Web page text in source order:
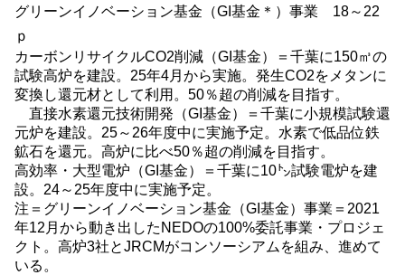
グリーンイノベーション基金（GI基金＊）事業 18～22
ｐ
カーボンリサイクルCO2削減 （GI基金）＝千葉に150㎥の
試験高炉を建設。25年4月から実施。発生CO2をメタンに
変換し還元材として利用。 50％超の削減を目指す。
直接水素還元技術開発（GI 基金） ＝ 千葉に小規模試験還
元炉を建設。25～26年度中に実施予定。水素で低品位鉄
鉱石を還元。高炉に比べ50％超の削減を目指す。
高効率・大型電炉（GI基金）＝千葉に10㌧試験電炉を建
設。24～25年度中に実施予定。
注＝グリーンイノベーション基金（GI基金）事業＝ 2021
年12 月から動き出した NEDOの100%委託事業・プロジェ
クト。高炉3社とJRCMがコンソーシアムを組み、進めて
いる。